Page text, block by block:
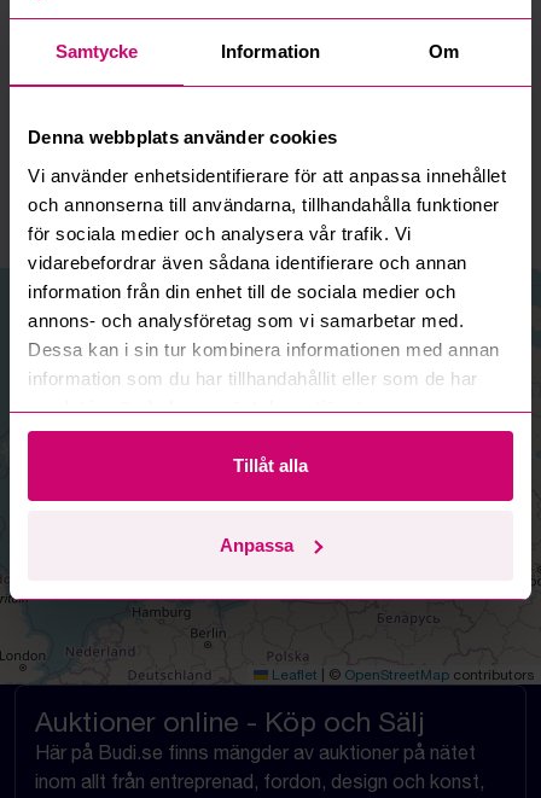
Samtycke Information Om
Denna webbplats använder cookies
Vi använder enhetsidentifierare för att anpassa innehållet
och annonserna till användarna, tillhandahålla funktioner
för sociala medier och analysera vår trafik. Vi
vidarebefordrar även sådana identifierare och annan
information från din enhet till de sociala medier och
annons- och analysföretag som vi samarbetar med.
Dessa kan i sin tur kombinera informationen med annan
information som du har tillhandahållit eller som de har
samlat in när du har använt deras tjänster.
Tillåt alla
Anpassa
Välj anläggning:
Adress:
Linta Gårdsväg 5A
168 74 Bromma
+
−
Leaflet © OpenStreetMap contributors
Auktioner online - Köp och Sälj
Här på Budi.se finns mängder av auktioner på nätet
inom allt från entreprenad, fordon, design och konst,